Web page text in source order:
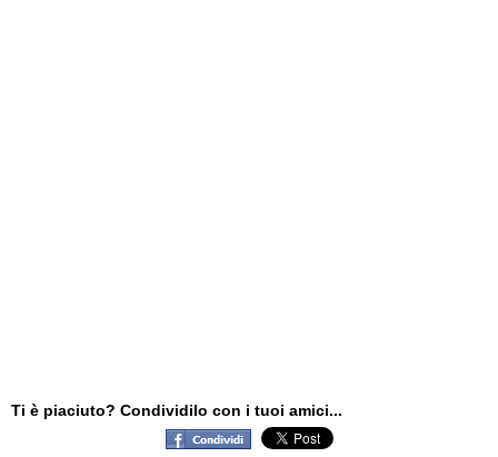
Ti è piaciuto? Condividilo con i tuoi amici...